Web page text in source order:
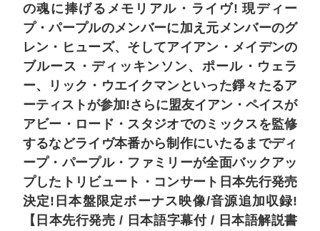
の魂に捧げるメモリアル・ライヴ! 現ディー
プ・パープルのメンバーに加え元メンバーのグ
レン・ヒューズ、そしてアイアン・メイデンの
ブルース・ディッキンソン、ポール・ウェラ
ー、リック・ウエイクマンといった錚々たるア
ーティストが参加!さらに盟友イアン・ペイスが
アビー・ロード・スタジオでのミックスを監修
するなどライヴ本番から制作にいたるまでディ
ープ・パープル・ファミリーが全面バックアッ
プしたトリビュート・コンサート日本先行発売
決定!日本盤限定ボーナス映像/音源追加収録!
【日本先行発売 / 日本語字幕付 / 日本語解説書